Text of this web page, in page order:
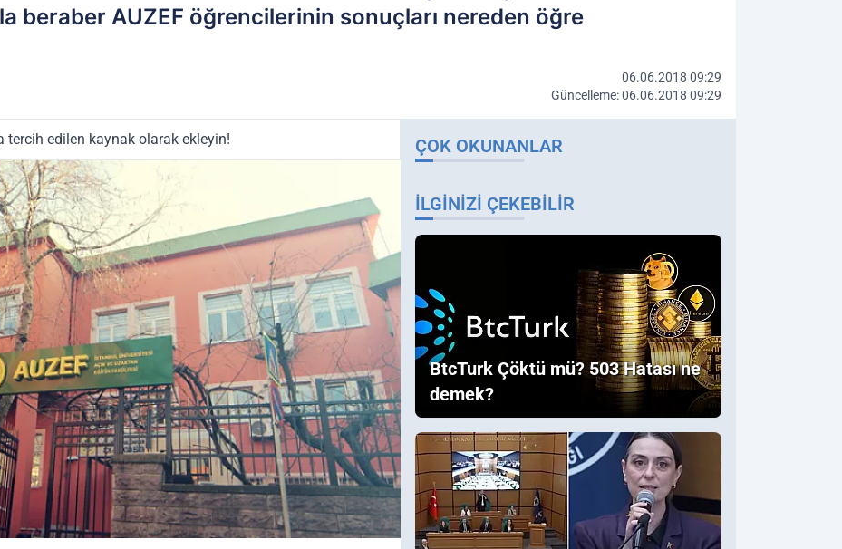
beraber AUZEF öğrencilerinin sonuçları nereden öğre
06.06.2018 09:29
Güncelleme: 06.06.2018 09:29
tercih edilen kaynak olarak ekleyin! ÇOK OKUNANLAR
İLGINIZI ÇEKEBILIR
BtcTurk Çöktü mü? 503 Hatası ne
demek?